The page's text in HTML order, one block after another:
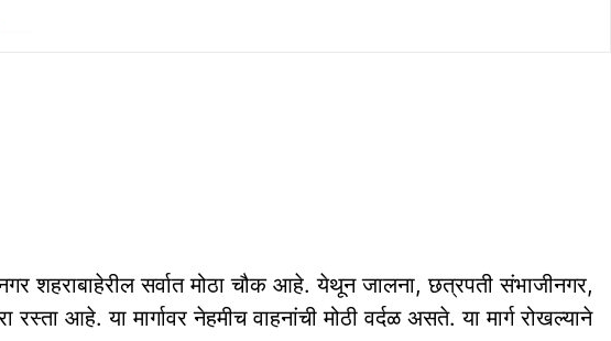
शहराबाहेरील सर्वात मोठा चौक आहे. येथून जालना, छत्रपती संभाजीनगर,
आहे. या मार्गावर नेहमीच वाहनांची मोठी वर्दळ असते. या मार्ग रोखल्याने